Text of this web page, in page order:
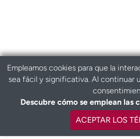
Empleamos cookies para que la
sea fácil y significativa. Al continuar
Descubre cómo se emplean las
ACEPTAR LOS